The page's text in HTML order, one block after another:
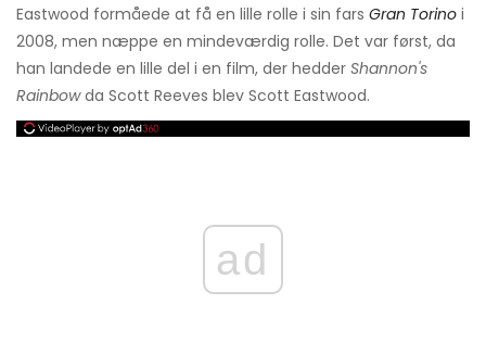
Eastwood formåede at få en lille rolle i sin fars Gran Torino i
2008, men næppe en mindeværdig rolle. Det var først, da
han landede en lille del i en film, der hedder Shannon's
Rainbowda Scott Reeves blev Scott Eastwood.
ad